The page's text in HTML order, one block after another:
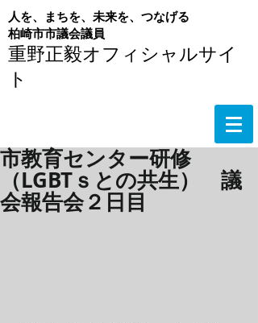
重野正毅オフィシャルサイ
ト
人を、まちを、未来を、つなげる
​柏崎市市議会議員
市教育センター研修
（LGBTｓとの共生） 議
会報告会２日目